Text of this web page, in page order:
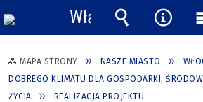
MAPA STRONY NASZE MIASTO
DOBREGO KLIMATU DLA GOSPODARKI,
ŻYCIA
REALIZACJA PROJEKTU
Włącz
powiadomienia